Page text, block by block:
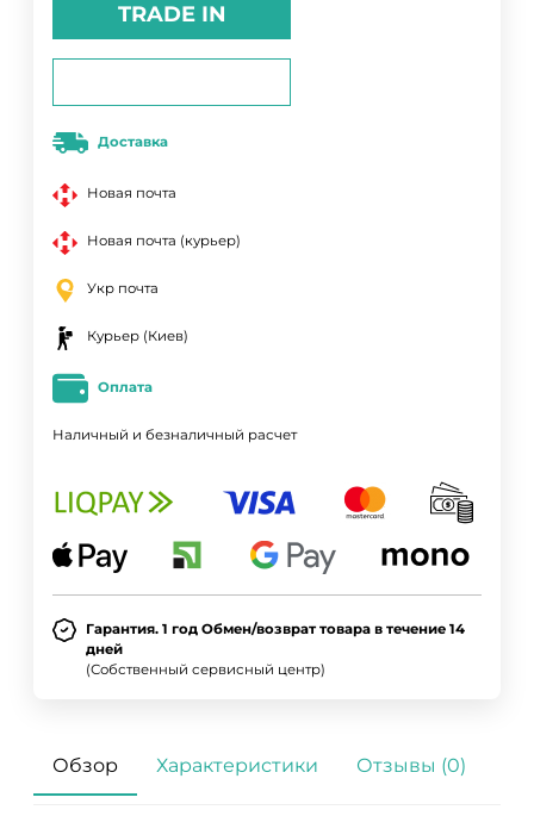
TRADE IN
Доставка
Новая почта
Новая почта (курьер)
Укр почта
Курьер (Киев)
Оплата
Наличный и безналичный расчет
Гарантия. 1 год Обмен/возврат товара в течение 14
дней
(Собственный сервисный центр)
Обзор Характеристики Отзывы (0)